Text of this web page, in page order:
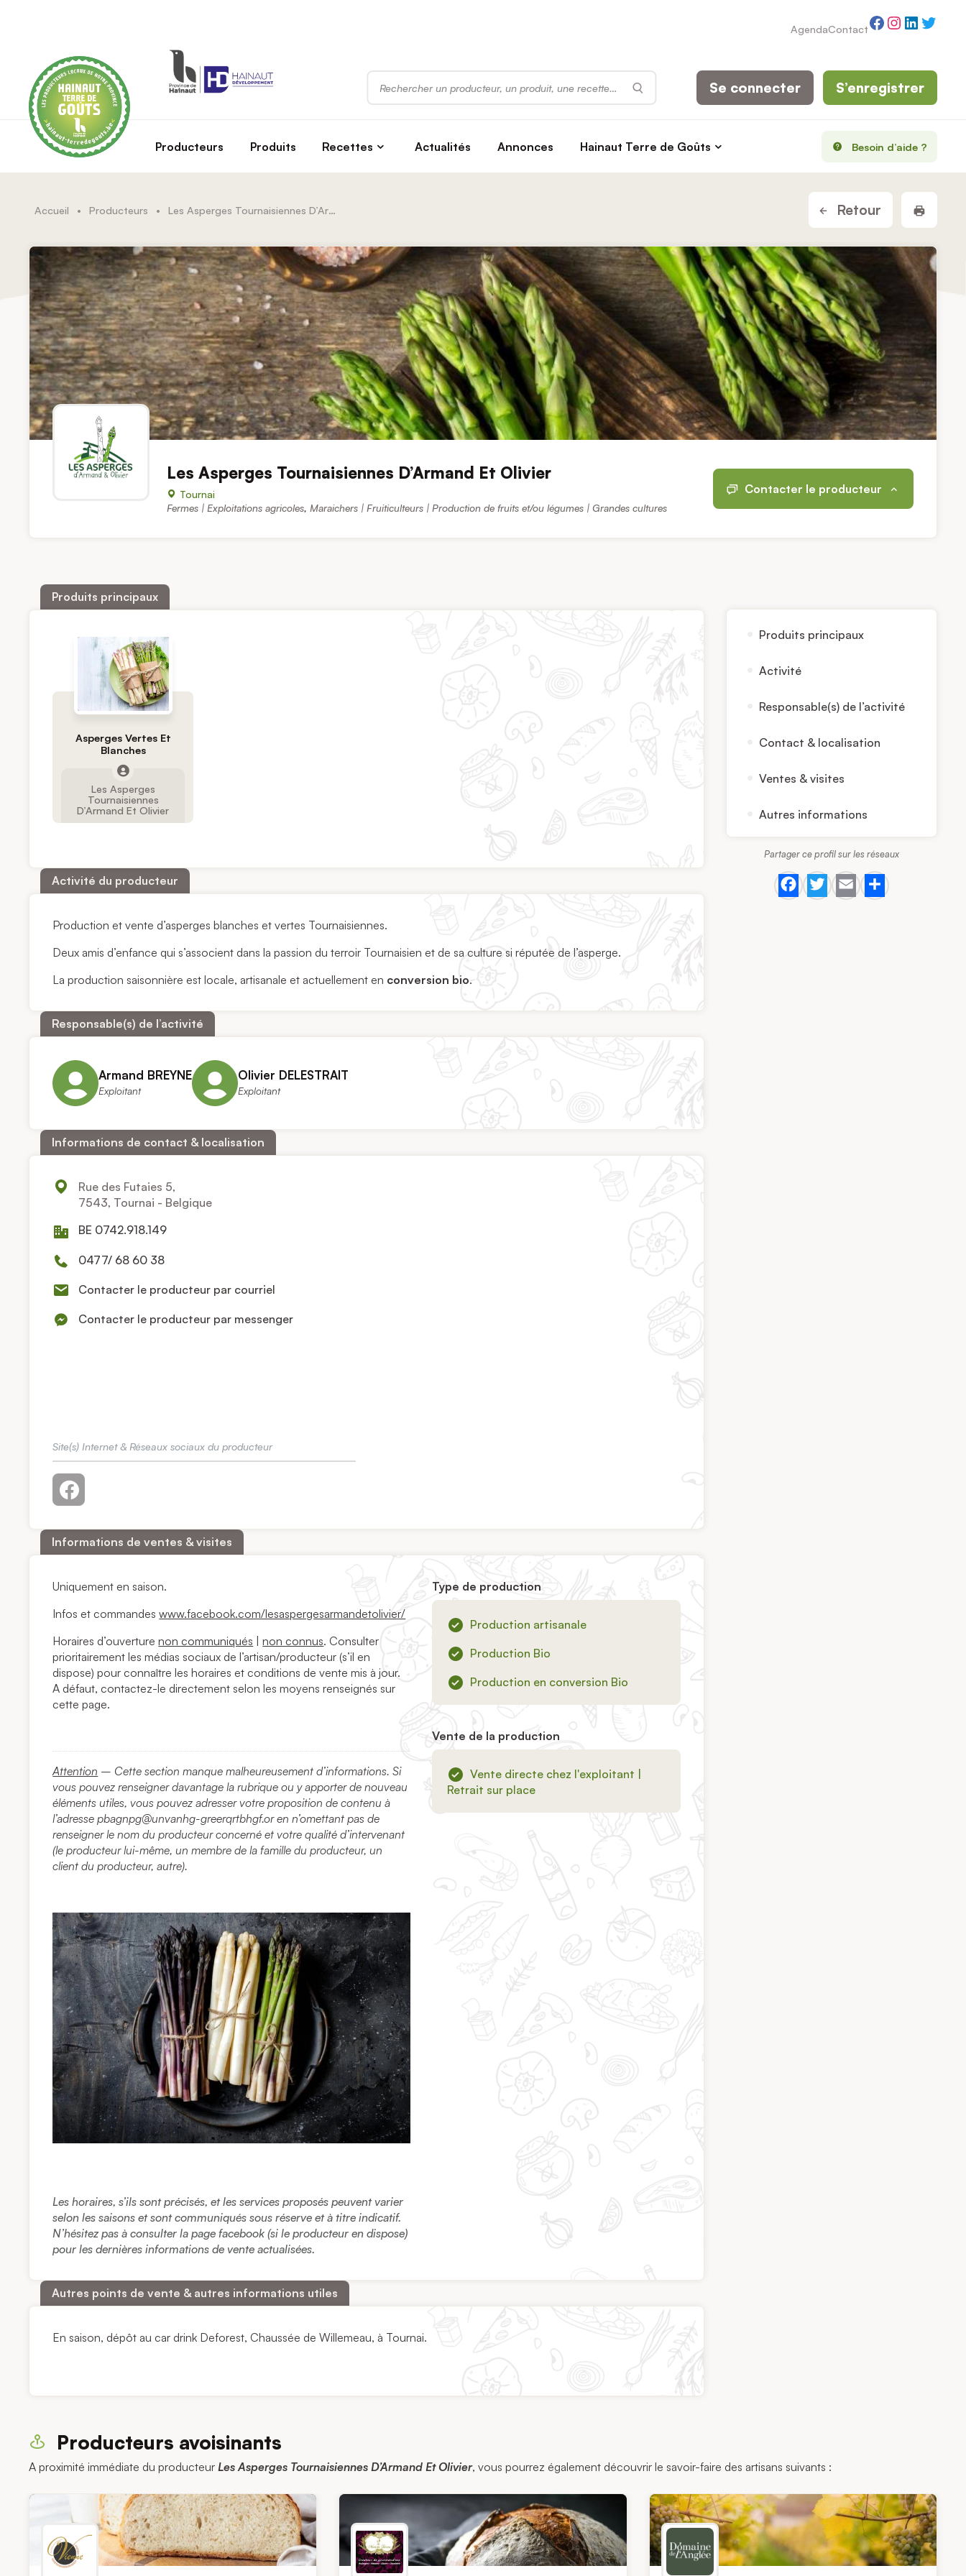
AgendaContactFacebook
Instagram
Rechercher
Producteurs Produits Recettes Actualités Annonces Hainaut Terre de Goûts Besoin d’aide ?
Se connecter S’enregistrer
Accueil • Producteurs • Les Asperges Tournaisiennes D’Armand Et Olivier Retour
Les Asperges Tournaisiennes D’Armand Et Olivier
Tournai
Fermes | Exploitations agricoles, Maraichers | Fruiticulteurs | Production de fruits et/ou légumes | Grandes cultures
Contacter le producteur
Produits principaux
Asperges Vertes Et
Blanches
Les Asperges
Tournaisiennes
D’Armand Et Olivier
Activité du producteur
Production et vente d’asperges blanches et vertes Tournaisiennes.
Deux amis d’enfance qui s’associent dans la passion du terroir Tournaisien et de sa culture si réputée de l’asperge.
La production saisonnière est locale, artisanale et actuellement en conversion bio.
Responsable(s) de l’activité
Armand BREYNE
Exploitant
Olivier DELESTRAIT
Exploitant
Informations de contact & localisation
Rue des Futaies 5,
7543, Tournai - Belgique
BE 0742.918.149
0477/ 68 60 38
Contacter le producteur par courriel
Contacter le producteur par messenger
Site(s) Internet & Réseaux sociaux du producteur
Informations de ventes & visites
Uniquement en saison.
Infos et commandeswww.facebook.com/lesaspergesarmandetolivier/
Horaires d’ouverturenon communiqués |non connus. Consulter
prioritairement les médias sociaux de l’artisan/producteur (s’il en
dispose) pour connaître les horaires et conditions de vente mis à jour.
A défaut, contactez-le directement selon les moyens renseignés sur
cette page.
Attention – Cette section manque malheureusement d’informations. Si
vous pouvez renseigner davantage la rubrique ou y apporter de nouveau
éléments utiles, vous pouvez adresser votre proposition de contenu à
l’adressepbagnpg@unvanhg-greerqrtbhgf.oren n’omettant pas de
renseigner le nom du producteur concerné et votre qualité d’intervenant
(le producteur lui-même, un membre de la famille du producteur, un
client du producteur, autre).
Les horaires, s’ils sont précisés, et les services proposés peuvent varier
selon les saisons et sont communiqués sous réserve et à titre indicatif.
N’hésitez pas à consulter la page facebook (si le producteur en dispose)
pour les dernières informations de vente actualisées.
Type de production
Production artisanale
Production Bio
Production en conversion Bio
Vente de la production
Vente directe chez l'exploitant |
Retrait sur place
Autres points de vente & autres informations utiles
En saison, dépôt au car drink Deforest, Chaussée de Willemeau, à Tournai.
Produits principaux
Activité
Responsable(s) de l’activité
Contact & localisation
Ventes & visites
Autres informations
Partager ce profil sur les réseaux
Facebook
Twitter
EmailShare
Producteurs avoisinants
A proximité immédiate du producteurLes Asperges Tournaisiennes D’Armand Et Olivier, vous pourrez également découvrir le savoir-faire des artisans suivants :